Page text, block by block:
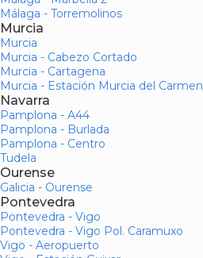
Málaga - Torremolinos
Murcia
Murcia
Murcia - Cabezo Cortado
Murcia - Cartagena
Murcia - Estación Murcia del Carmen
Navarra
Pamplona - A44
Pamplona - Burlada
Pamplona - Centro
Tudela
Ourense
Galicia - Ourense
Pontevedra
Pontevedra - Vigo
Pontevedra - Vigo Pol. Caramuxo
Vigo - Aeropuerto